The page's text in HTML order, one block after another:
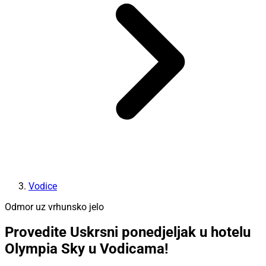
Vodice
Odmor uz vrhunsko jelo
Provedite Uskrsni ponedjeljak u hotelu
Olympia Sky u Vodicama!